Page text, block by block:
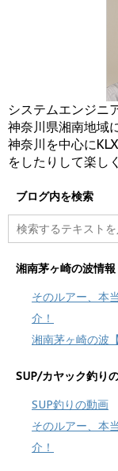
システムエンジニ
神奈川県湘南地域
神奈川を中心に
をしたりして楽し
ブログ内を検索
湘南茅ヶ崎の波情報
そのルアー、本
介！
湘南茅ヶ崎の波
SUP/カヤック釣り
SUP釣りの動画
そのルアー、本
介！